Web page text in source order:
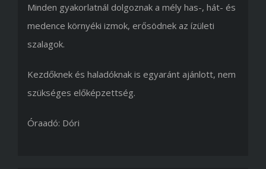
Minden gyakorlatnál dolgoznak a mély has-, hát- és
medence környéki izmok, erősödnek az ízületi
szalagok.
Kezdőknek és haladóknak is egyaránt ajánlott, nem
szükséges előképzettség.
Óraadó: Dóri